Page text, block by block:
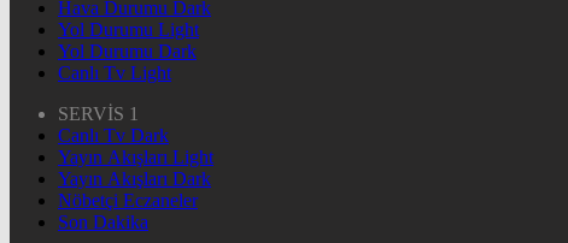
Hava Durumu Dark
Yol Durumu Light
Yol Durumu Dark
Canlı Tv Light
SERVİS 1
Canlı Tv Dark
Yayın Akışları Light
Yayın Akışları Dark
Nöbetçi Eczaneler
Son Dakika